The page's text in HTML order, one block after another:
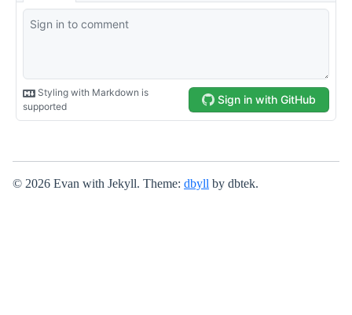
© 2026 Evan with Jekyll. Theme: dbyll by dbtek.